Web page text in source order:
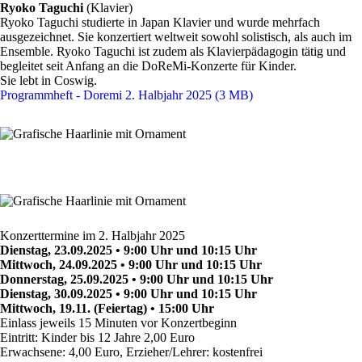
Ryoko Taguchi (Klavier)
Ryoko Taguchi studierte in Japan Klavier und wurde mehrfach
ausgezeichnet. Sie konzertiert weltweit sowohl solistisch, als auch im
Ensemble. Ryoko Taguchi ist zudem als Klavierpädagogin tätig und
begleitet seit Anfang an die DoReMi-Konzerte für Kinder.
Sie lebt in Coswig.
Programmheft - Doremi 2. Halbjahr 2025 (3 MB)
Konzerttermine im 2. Halbjahr 2025
Dienstag, 23.09.2025 • 9:00 Uhr und 10:15 Uhr
Mittwoch, 24.09.2025 • 9:00 Uhr und 10:15 Uhr
Donnerstag, 25.09.2025 • 9:00 Uhr und 10:15 Uhr
Dienstag, 30.09.2025 • 9:00 Uhr und 10:15 Uhr
Mittwoch, 19.11. (Feiertag) • 15:00 Uhr
Einlass jeweils 15 Minuten vor Konzertbeginn
Eintritt: Kinder bis 12 Jahre 2,00 Euro
Erwachsene: 4,00 Euro, Erzieher/Lehrer: kostenfrei